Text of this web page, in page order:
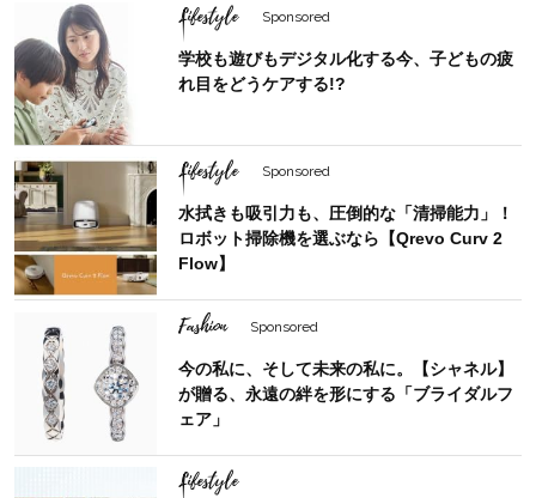
Lifestyle Sponsored
学校も遊びもデジタル化する今、子どもの疲
れ目をどうケアする!?
Lifestyle Sponsored
水拭きも吸引力も、圧倒的な「清掃能力」！
ロボット掃除機を選ぶなら【Qrevo Curv 2
Flow】
Fashion Sponsored
今の私に、そして未来の私に。【シャネル】
が贈る、永遠の絆を形にする「ブライダルフ
ェア」
Lifestyle